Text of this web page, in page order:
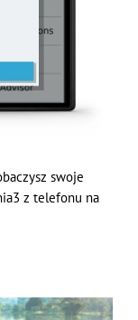
swoje
z telefonu na